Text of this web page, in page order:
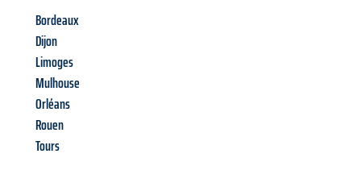
Bordeaux
Dijon
Limoges
Mulhouse
Orléans
Rouen
Tours